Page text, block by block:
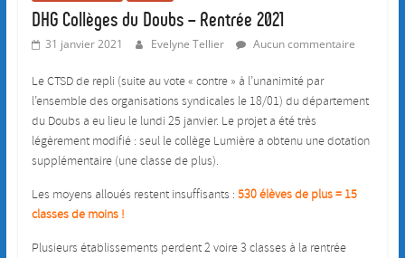
DHG Collèges du Doubs – Rentrée 2021
31 janvier 2021 Evelyne Tellier Aucun commentaire
Le CTSD de repli (suite au vote « contre » à l’unanimité par
l’ensemble des organisations syndicales le 18/01) du département
du Doubs a eu lieu le lundi 25 janvier. Le projet a été très
légèrement modifié : seul le collège Lumière a obtenu une dotation
supplémentaire (une classe de plus).
Les moyens alloués restent insuffisants : 530 élèves de plus = 15
classes de moins!
Plusieurs établissements perdent 2 voire 3 classes à la rentrée